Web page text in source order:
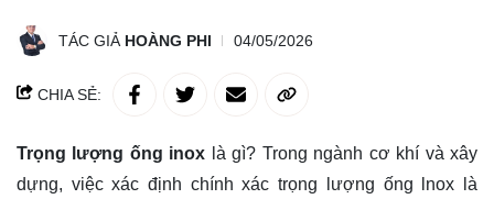
TÁC GIẢ HOÀNG PHI 04/05/2026
CHIA SẺ:
Trọng lượng ống inox là gì? Trong ngành cơ khí và xây
dựng, việc xác định chính xác trọng lượng ống lnox là